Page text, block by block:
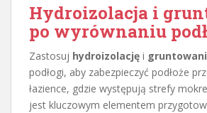
Hydroizolacja i
po wyrównaniu
Zastosuj hydroizolację i
podłogi, aby zabezpieczyć podłoże
łazience, gdzie występują strefy
jest kluczowym elementem